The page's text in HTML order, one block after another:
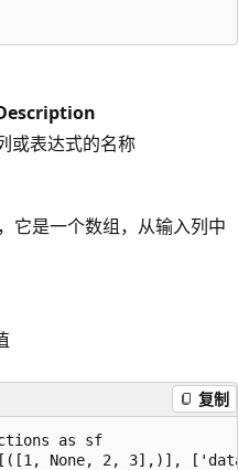
或表达式的名称
它是一个数组，从输入列中
复制
as sf
None, 2, 3],)],